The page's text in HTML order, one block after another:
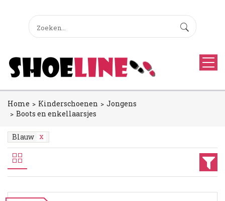
Home Kinderschoenen
Jongens
Boots en enkellaarsjes
Blauw